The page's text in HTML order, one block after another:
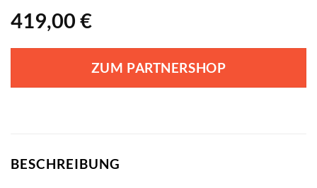
419,00 €
ZUM PARTNERSHOP
BESCHREIBUNG